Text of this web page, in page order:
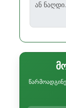
ან ნაღდი.